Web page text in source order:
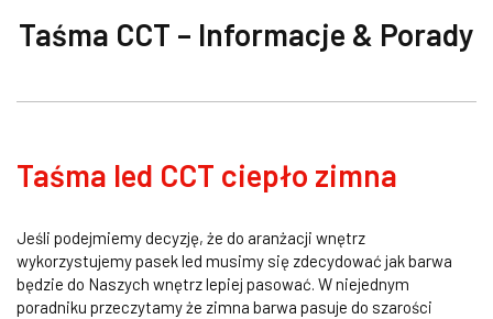
Taśma CCT – Informacje & Porady
Taśma led CCT ciepło zimna
Jeśli podejmiemy decyzję, że do aranżacji wnętrz
wykorzystujemy pasek led musimy się zdecydować jak barwa
będzie do Naszych wnętrz lepiej pasować. W niejednym
poradniku przeczytamy że zimna barwa pasuje do szarości